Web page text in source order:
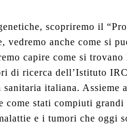
scopriremo il
anche come si
capire come si trovano
di ricerca dell’Istituto
italiana. Assieme
stati compiuti grandi
e i tumori che oggi